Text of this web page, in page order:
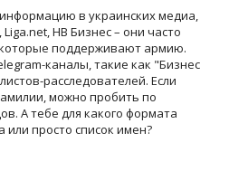
в украинских медиа,
НВ Бизнес – они часто
поддерживают армию.
каналы, такие как "Бизнес
расследователей. Если
можно пробить по
А тебе для какого формата
или просто список имен?